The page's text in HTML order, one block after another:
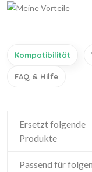
Kompatibilität
FAQ & Hilfe
Ersetzt folgende
Produkte
Passend für